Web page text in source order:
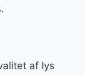
af lys